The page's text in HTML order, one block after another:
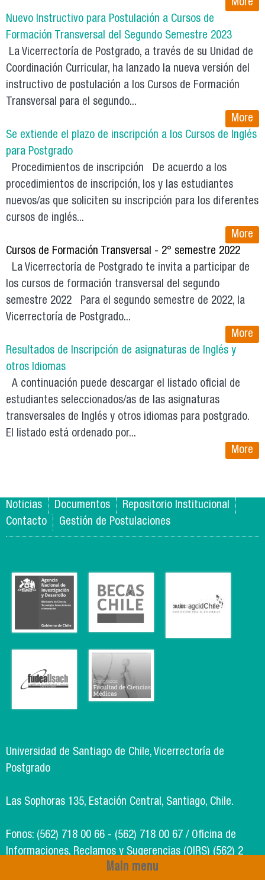
Main menu
More
Nuevo Instructivo para Postulación a Cursos de
Formación Transversal del Segundo Semestre 2023
La Vicerrectoría de Postgrado, a través de su Unidad de
Coordinación Curricular, ha lanzado la nueva versión del
instructivo de postulación a los Cursos de Formación
Transversal para el segundo...
More
Se extiende el plazo de inscripción a los Cursos de Inglés
para Postgrado
Procedimientos de inscripción De acuerdo a los
procedimientos de inscripción, los y las estudiantes
nuevos/as que soliciten su inscripción para los diferentes
cursos de inglés...
More
Cursos de Formación Transversal - 2° semestre 2022
La Vicerrectoría de Postgrado te invita a participar de
los cursos de formación transversal del segundo
semestre 2022 Para el segundo semestre de 2022, la
Vicerrectoría de Postgrado...
More
Resultados de Inscripción de asignaturas de Inglés y
otros Idiomas
A continuación puede descargar el listado oficial de
estudiantes seleccionados/as de las asignaturas
transversales de Inglés y otros idiomas para postgrado.
El listado está ordenado por...
More
Noticias Documentos
Repositorio Institucional
Contacto
Gestión de Postulaciones
Universidad de Santiago de Chile, Vicerrectoría de
Postgrado
Las Sophoras 135, Estación Central, Santiago, Chile.
Fonos: (562) 718 00 66 - (562) 718 00 67 / Oficina de
Informaciones, Reclamos y Sugerencias (OIRS) (562) 2